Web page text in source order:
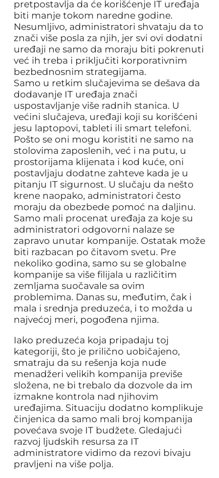
pretpostavlja da će korišćenje IT uređaja
biti manje tokom naredne godine.
Nesumljivo, administratori shvataju da to
znači više posla za njih, jer svi ovi dodatni
uređaji ne samo da moraju biti pokrenuti
već ih treba i priključiti korporativnim
bezbednosnim strategijama.
Samo u retkim slučajevima se dešava da
dodavanje IT uređaja znači
uspostavljanje više radnih stanica. U
većini slučajeva, uređaji koji su korišćeni
jesu laptopovi, tableti ili smart telefoni.
Pošto se oni mogu koristiti ne samo na
stolovima zaposlenih, već i na putu, u
prostorijama klijenata i kod kuće, oni
postavljaju dodatne zahteve kada je u
pitanju IT sigurnost. U slučaju da nešto
krene naopako, administratori često
moraju da obezbede pomoć na daljinu.
Samo mali procenat uređaja za koje su
administratori odgovorni nalaze se
zapravo unutar kompanije. Ostatak može
biti razbacan po čitavom svetu. Pre
nekoliko godina, samo su se globalne
kompanije sa više filijala u različitim
zemljama suočavale sa ovim
problemima. Danas su, međutim, čak i
mala i srednja preduzeća, i to možda u
najvećoj meri, pogođena njima.
Iako preduzeća koja pripadaju toj
kategoriji, što je prilično uobičajeno,
smatraju da su rešenja koja nude
menadžeri velikih kompanija previše
složena, ne bi trebalo da dozvole da im
izmakne kontrola nad njihovim
uređajima. Situaciju dodatno komplikuje
činjenica da samo mali broj kompanija
povećava svoje IT budžete. Gledajući
razvoj ljudskih resursa za IT
administratore vidimo da rezovi bivaju
pravljeni na više polja.